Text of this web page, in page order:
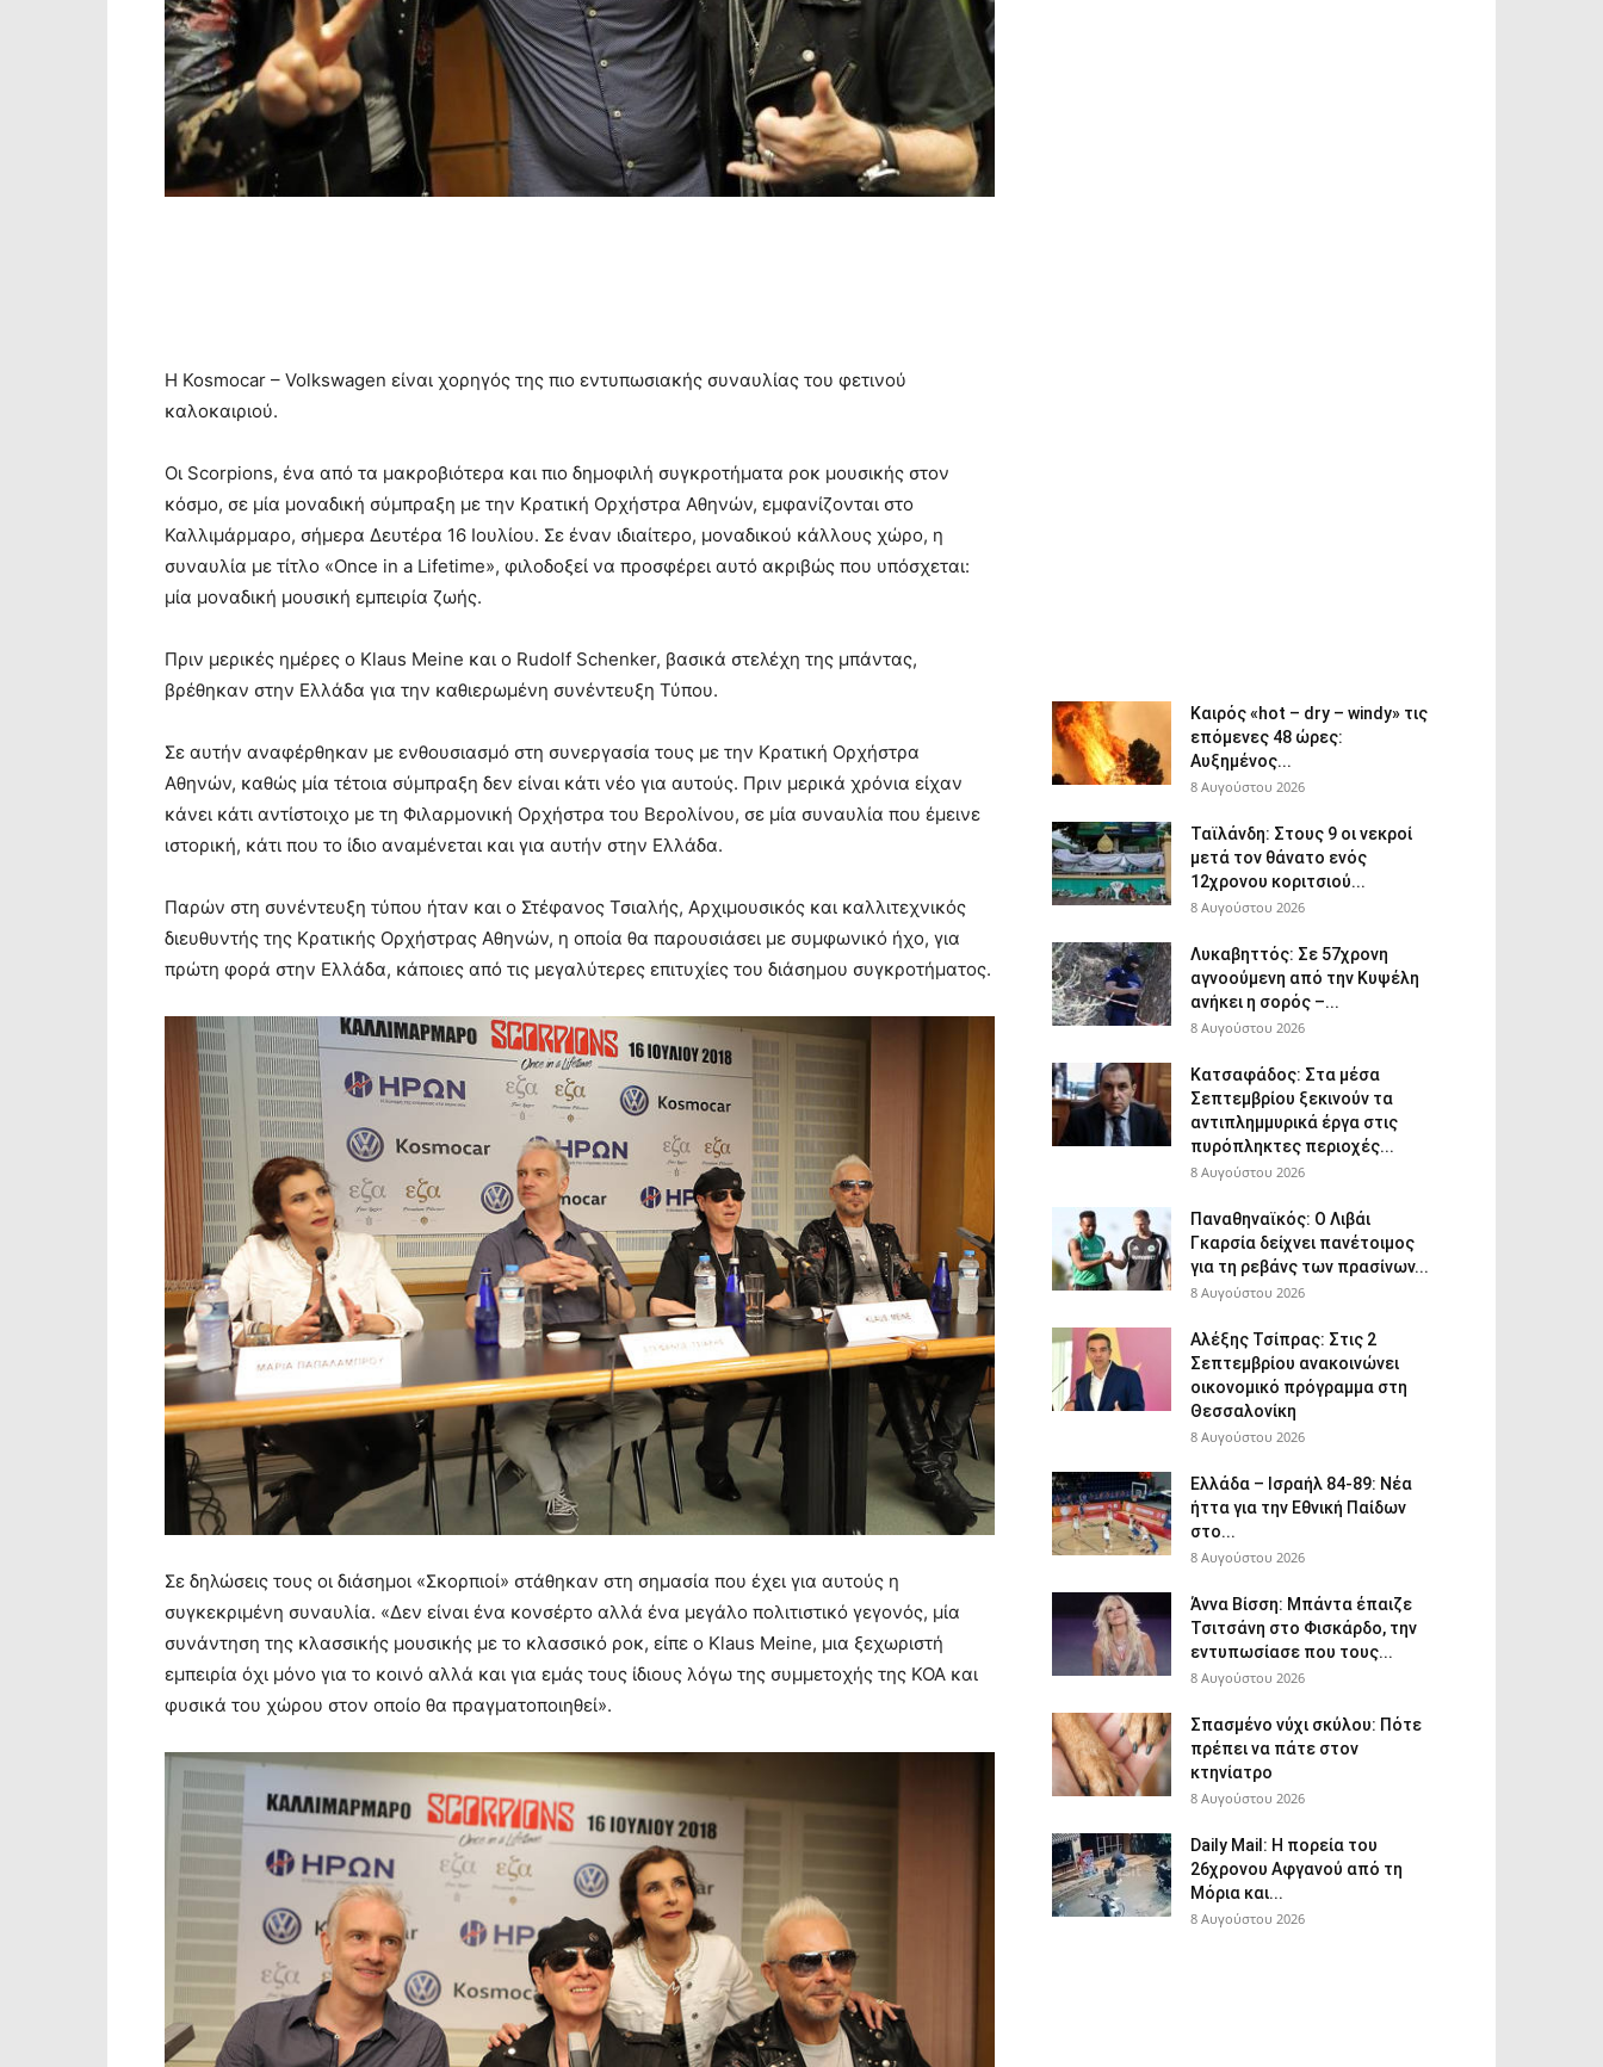
Η Kosmocar – Volkswagen είναι χορηγός της πιο εντυπωσιακής συναυλίας του φετινού
καλοκαιριού.
Οι Scorpions, ένα από τα μακροβιότερα και πιο δημοφιλή συγκροτήματα ροκ μουσικής στον
κόσμο, σε μία μοναδική σύμπραξη με την Κρατική Ορχήστρα Αθηνών, εμφανίζονται στο
Καλλιμάρμαρο, σήμερα Δευτέρα 16 Ιουλίου. Σε έναν ιδιαίτερο, μοναδικού κάλλους χώρο, η
συναυλία με τίτλο «Once in a Lifetime», φιλοδοξεί να προσφέρει αυτό ακριβώς που υπόσχεται:
μία μοναδική μουσική εμπειρία ζωής.
Πριν μερικές ημέρες ο Klaus Meine και ο Rudolf Schenker, βασικά στελέχη της μπάντας,
βρέθηκαν στην Ελλάδα για την καθιερωμένη συνέντευξη Τύπου.
Σε αυτήν αναφέρθηκαν με ενθουσιασμό στη συνεργασία τους με την Κρατική Ορχήστρα
Αθηνών, καθώς μία τέτοια σύμπραξη δεν είναι κάτι νέο για αυτούς. Πριν μερικά χρόνια είχαν
κάνει κάτι αντίστοιχο με τη Φιλαρμονική Ορχήστρα του Βερολίνου, σε μία συναυλία που έμεινε
ιστορική, κάτι που το ίδιο αναμένεται και για αυτήν στην Ελλάδα.
Παρών στη συνέντευξη τύπου ήταν και ο Στέφανος Τσιαλής, Αρχιμουσικός και καλλιτεχνικός
διευθυντής της Κρατικής Ορχήστρας Αθηνών, η οποία θα παρουσιάσει με συμφωνικό ήχο, για
πρώτη φορά στην Ελλάδα, κάποιες από τις μεγαλύτερες επιτυχίες του διάσημου συγκροτήματος.
Σε δηλώσεις τους οι διάσημοι «Σκορπιοί» στάθηκαν στη σημασία που έχει για αυτούς η
συγκεκριμένη συναυλία. «Δεν είναι ένα κονσέρτο αλλά ένα μεγάλο πολιτιστικό γεγονός, μία
συνάντηση της κλασσικής μουσικής με το κλασσικό ροκ, είπε ο Klaus Meine, μια ξεχωριστή
εμπειρία όχι μόνο για το κοινό αλλά και για εμάς τους ίδιους λόγω της συμμετοχής της ΚΟΑ και
φυσικά του χώρου στον οποίο θα πραγματοποιηθεί».
Καιρός «hot – dry – windy» τις
επόμενες 48 ώρες:
Αυξημένος...
8 Αυγούστου 2026
Ταϊλάνδη: Στους 9 οι νεκροί
μετά τον θάνατο ενός
12χρονου κοριτσιού...
8 Αυγούστου 2026
Λυκαβηττός: Σε 57χρονη
αγνοούμενη από την Κυψέλη
ανήκει η σορός –...
8 Αυγούστου 2026
Κατσαφάδος: Στα μέσα
Σεπτεμβρίου ξεκινούν τα
αντιπλημμυρικά έργα στις
πυρόπληκτες περιοχές...
8 Αυγούστου 2026
Παναθηναϊκός: Ο Λιβάι
Γκαρσία δείχνει πανέτοιμος
για τη ρεβάνς των πρασίνων...
8 Αυγούστου 2026
Αλέξης Τσίπρας: Στις 2
Σεπτεμβρίου ανακοινώνει
οικονομικό πρόγραμμα στη
Θεσσαλονίκη
8 Αυγούστου 2026
Ελλάδα – Ισραήλ 84-89: Νέα
ήττα για την Εθνική Παίδων
στο...
8 Αυγούστου 2026
Άννα Βίσση: Μπάντα έπαιζε
Τσιτσάνη στο Φισκάρδο, την
εντυπωσίασε που τους...
8 Αυγούστου 2026
Σπασμένο νύχι σκύλου: Πότε
πρέπει να πάτε στον
κτηνίατρο
8 Αυγούστου 2026
Daily Mail: Η πορεία του
26χρονου Αφγανού από τη
Μόρια και...
8 Αυγούστου 2026